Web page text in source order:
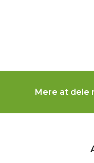
Mere at dele